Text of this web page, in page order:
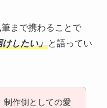
まで携わることで
したい」と語ってい
制作側としての愛